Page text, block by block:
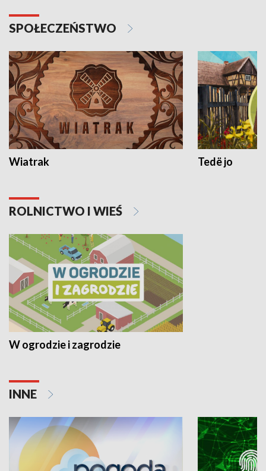
SPOŁECZEŃSTWO
Wiatrak Tedë jo
ROLNICTWO I WIEŚ
W ogrodzie i zagrodzie
INNE